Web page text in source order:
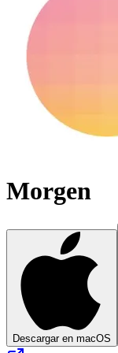
Morgen
Descargar en macOS